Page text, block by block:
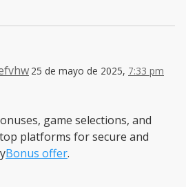
25 de mayo de 2025, 7:33 pm
game selections, and
platforms for secure and
Bonus offer.